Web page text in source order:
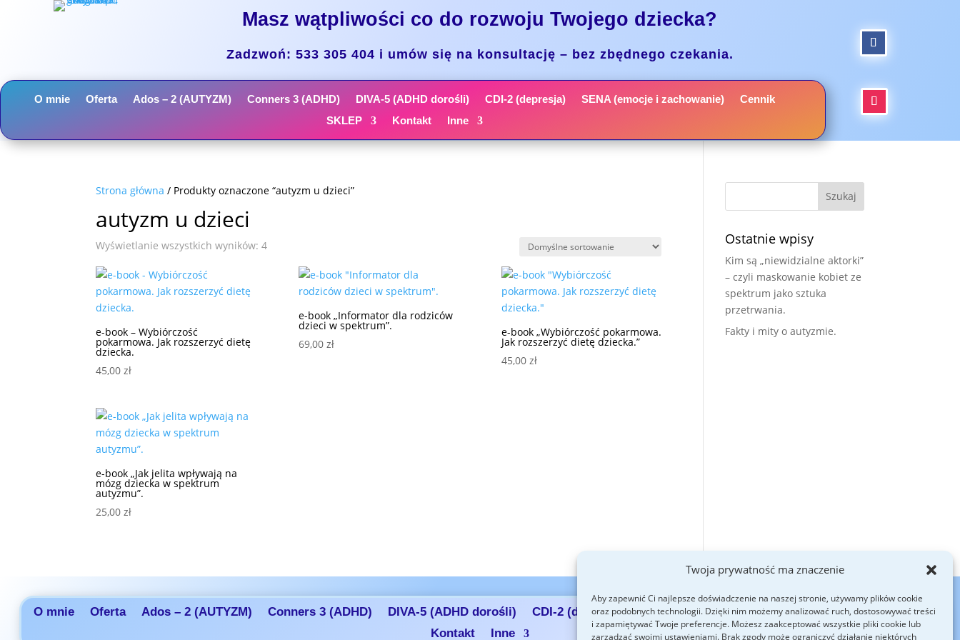
Twoja prywatność ma znaczenie
Aby zapewnić Ci najlepsze doświadczenie na naszej stronie, używamy plików cookie
oraz podobnych technologii. Dzięki nim możemy analizować ruch, dostosowywać treści
i zapamiętywać Twoje preferencje. Możesz zaakceptować wszystkie pliki cookie lub
zarządzać swoimi ustawieniami. Brak zgody może ograniczyć działanie niektórych
Masz wątpliwości co do rozwoju Twojego dziecka?
Zadzwoń: 533 305 404 i umów się na konsultację – bez zbędnego czekania.
O mnie Oferta Ados – 2 (AUTYZM) Conners 3 (ADHD) DIVA-5 (ADHD dorośli) CDI-2 (depresja) SENA (emocje i zachowanie)
Cennik
SKLEP
Kontakt Inne
Strona główna / Produkty oznaczone “autyzm u dzieci”
autyzm u dzieci
Wyświetlanie wszystkich wyników: 4
e-book – Wybiórczość
pokarmowa. Jak rozszerzyć dietę
dziecka.
45,00zł
e-book „Informator dla rodziców
dzieci w spektrum”.
69,00 zł
e-book „Wybiórczość pokarmowa.
Jak rozszerzyć dietę dziecka.”
45,00 zł
e-book „Jak jelita wpływają na
mózg dziecka w spektrum
autyzmu”.
25,00zł
Ostatnie wpisy
Kim są „niewidzialne aktorki”
– czyli maskowanie kobiet ze
spektrum jako sztuka
przetrwania.
Fakty i mity o autyzmie.
O mnie Oferta Ados – 2 (AUTYZM) Conners 3 (ADHD) DIVA-5 (ADHD dorośli) CDI-2 (depresja) SENA (emocje i zachowanie) Cennik
SKLEP
Kontakt
Inne